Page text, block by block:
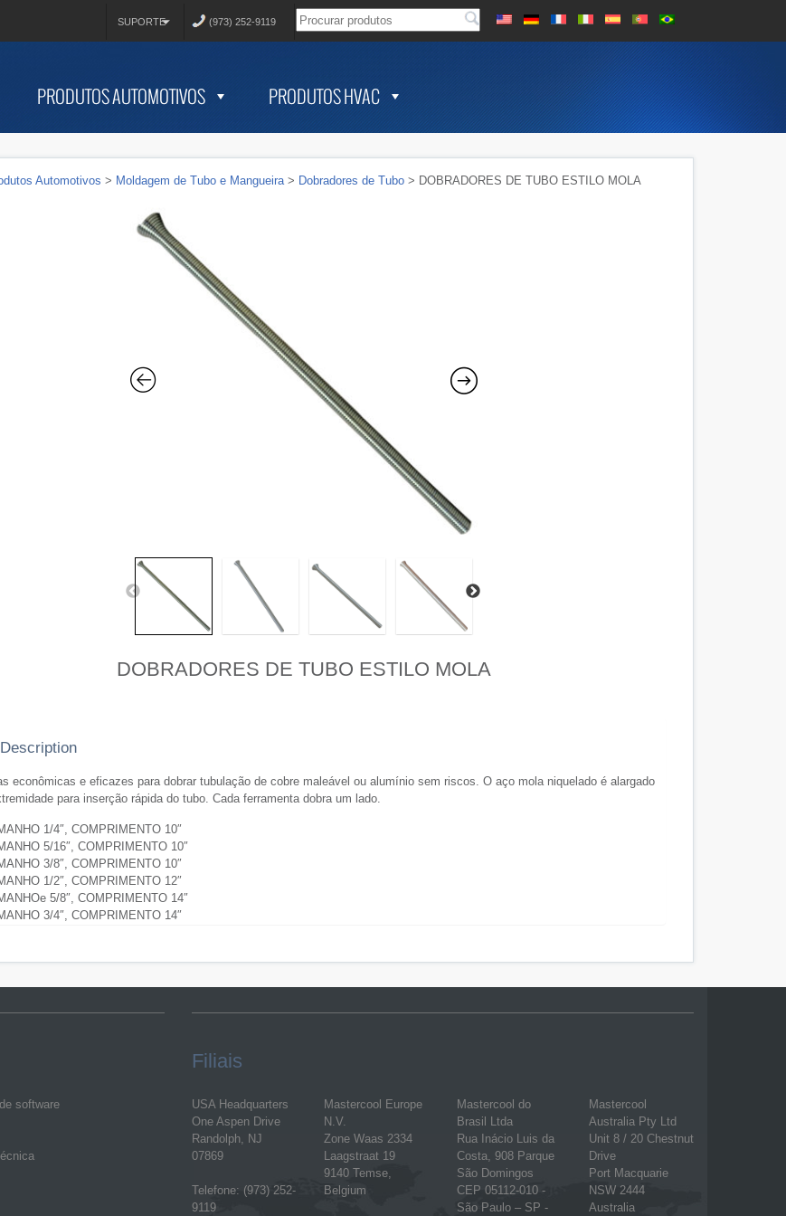
SUPORTE (973) 252-9119
PRODUTOS AUTOMOTIVOS PRODUTOS HVAC
Automotivos > Moldagem de Tubo e Mangueira> Dobradores de Tubo> DOBRADORES DE TUBO ESTILO MOLA
DOBRADORES DE TUBO ESTILO MOLA
econômicas e eficazes para dobrar tubulação de cobre maleável ou alumínio sem riscos. O aço mola niquelado é alargado
para inserção rápida do tubo. Cada ferramenta dobra um lado.
1/4″, COMPRIMENTO 10″
5/16″, COMPRIMENTO 10″
3/8″, COMPRIMENTO 10″
1/2″, COMPRIMENTO 12″
5/8″, COMPRIMENTO 14″
3/4″, COMPRIMENTO 14″
software
Filiais
USA Headquarters
One Aspen Drive
Randolph, NJ
07869
Telefone: (973) 252-
9119
Mastercool Europe
N.V.
Zone Waas 2334
Laagstraat 19
9140 Temse,
Belgium
Mastercool do
Brasil Ltda
Rua Inácio Luis da
Costa, 908 Parque
São Domingos
CEP 05112-010 -
São Paulo – SP -
Mastercool
Australia Pty Ltd
Unit 8 / 20 Chestnut
Drive
Port Macquarie
NSW 2444
Australia